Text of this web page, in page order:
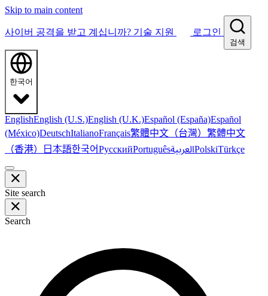
Skip to main content
사이버 공격을 받고 계십니까? 기술 지원 로그인
검색
한국어
EnglishEnglish (U.S.)English (U.K.)Español (España)Español
(México)DeutschItalianoFrançais繁體中文（台灣） 繁體中文
（香港） 日本語한국어РусскийPortuguêsالعربيةPolskiTürkçe
Site search
Search